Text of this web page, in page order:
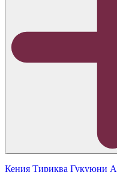
Кения Тириква Гукуюни